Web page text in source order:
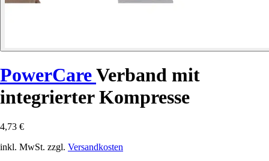
PowerCareVerband mit
integrierter Kompresse
4,73 €
inkl. MwSt. zzgl. Versandkosten